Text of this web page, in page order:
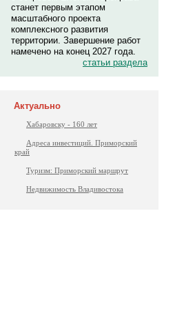
станет первым этапом
масштабного проекта
комплексного развития
территории. Завершение работ
намечено на конец 2027 года.
статьи раздела
Актуально
Хабаровску - 160 лет
Адреса инвестиций. Приморский
край
Туризм: Приморский маршрут
Недвижимость Владивостока